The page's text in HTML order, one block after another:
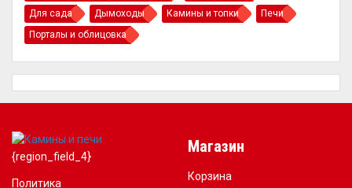
Для сада
Дымоходы Камины и топки
Печи
Порталы и облицовка
{region_field_4}
Политика
Магазин
Корзина